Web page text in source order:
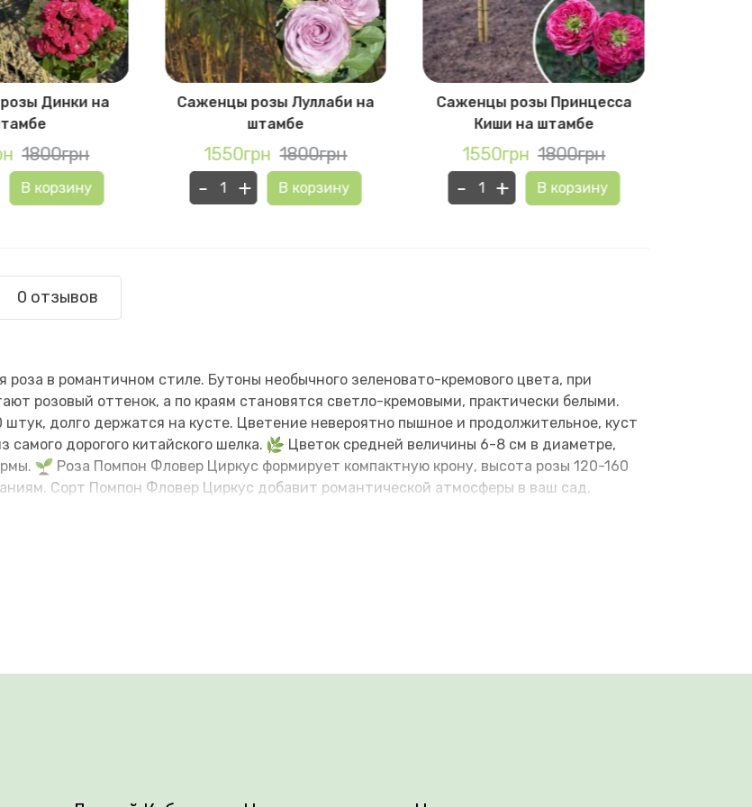
Динки на
1800грн
В корзину
Саженцы розы Луллаби на
штамбе
1550грн 1800грн
- + В корзину
Саженцы розы Принцесса
Киши на штамбе
1550грн 1800грн
- + В корзину
0 отзывов
роза в романтичном стиле. Бутоны необычного зеленовато-кремового цвета, при
розовый оттенок, а по краям становятся светло-кремовыми, практически белыми.
долго держатся на кусте. Цветение невероятно пышное и продолжительное, куст
дорогого китайского шелка.
Цветок средней величины 6-8 см в диаметре,
Роза Помпон Фловер Циркус формирует компактную крону, высота розы 120-160
Сорт Помпон Фловер Циркус добавит романтической атмосферы в ваш сад,